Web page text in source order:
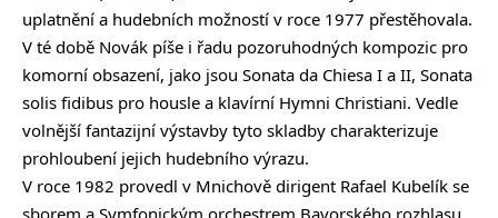
uplatnění a hudebních možností v roce 1977 přestěhovala.
V té době Novák píše i řadu pozoruhodných kompozic pro
komorní obsazení, jako jsou Sonata da Chiesa I a II, Sonata
solis fidibus pro housle a klavírní Hymni Christiani. Vedle
volnější fantazijní výstavby tyto skladby charakterizuje
prohloubení jejich hudebního výrazu.
V roce 1982 provedl v Mnichově dirigent Rafael Kubelík se
sborem a Symfonickým orchestrem Bavorského rozhlasu